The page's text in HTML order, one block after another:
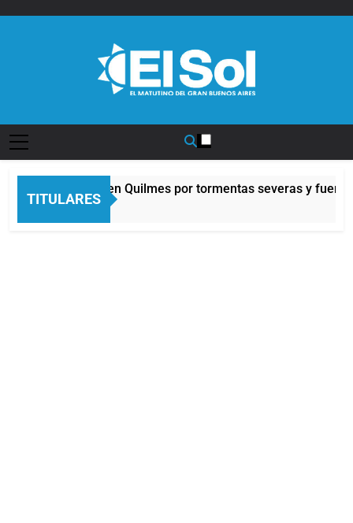
TITULARES
Alerta naranja en Quilmes por tormentas severas y
10 Horas Atrás